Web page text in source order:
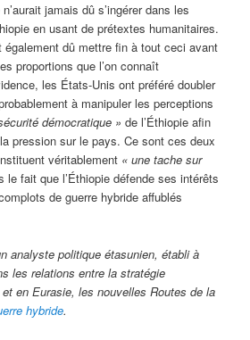
jamais dû s’ingérer dans les
en usant de prétextes humanitaires.
également dû mettre fin à tout ceci avant
proportions que l’on connaît
les États-Unis ont préféré doubler
à manipuler les perceptions
démocratique » de l’Éthiopie afin
pression sur le pays. Ce sont ces deux
véritablement « une tache sur
le fait que l’Éthiopie défende ses intérêts
de guerre hybride affublés
analyste politique étasunien, établi à
les relations entre la stratégie
en Eurasie, les nouvelles Routes de la
hybride.